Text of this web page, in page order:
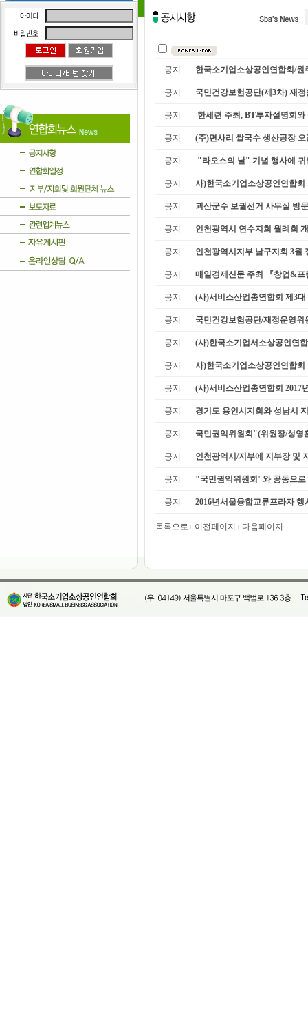
공지 한국소기업소상공인연합회/원
공지 국민건강보험공단(제3차) 재
공지 한세련 주최, BT투자설명회와
공지 (주)면사리 쌀국수 생산공장
공지 "라오스의 날" 기념 행사에 귀
공지 사)한국소기업소상공인연합회
공지 괴산군수 보궐선거 사무실 방
공지 인천광역시 연수지회 월례회
공지 인천광역시지부 남구지회 3월
공지 매일경제신문 주최 『창업&프
공지 (사)서비스산업총연합회 제3
공지 국민건강보험공단/재정운영위
공지 (사)한국소기업서소상공인연
공지 사)한국소기업소상공인연합회
공지 (사)서비스산업총연합회 2017
공지 경기도 용인시지회와 성남시
공지 국민권익위원회"(위원장/성영
공지 인천광역시/지부에 지부장 및
공지 "국민권익위원회"와 공동으
공지 2016년서울융합교류프라자 행
목록으로 이전페이지 다음페이지